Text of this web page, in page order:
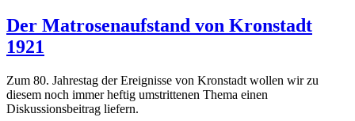
Der Matrosenaufstand von Kronstadt
1921
Zum 80. Jahrestag der Ereignisse von Kronstadt wollen wir zu
diesem noch immer heftig umstrittenen Thema einen
Diskussionsbeitrag liefern.